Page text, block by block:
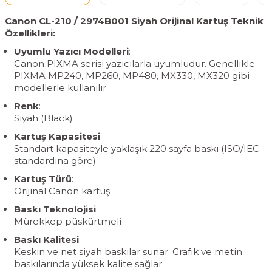
Canon CL-210 / 2974B001 Siyah Orijinal Kartuş Teknik
Özellikleri:
Uyumlu Yazıcı Modelleri:
Canon PIXMA serisi yazıcılarla uyumludur. Genellikle
PIXMA MP240, MP260, MP480, MX330, MX320 gibi
modellerle kullanılır.
Renk:
Siyah (Black)
Kartuş Kapasitesi:
Standart kapasiteyle yaklaşık 220 sayfa baskı (ISO/IEC
standardına göre).
Kartuş Türü:
Orijinal Canon kartuş
Baskı Teknolojisi:
Mürekkep püskürtmeli
Baskı Kalitesi:
Keskin ve net siyah baskılar sunar. Grafik ve metin
baskılarında yüksek kalite sağlar.